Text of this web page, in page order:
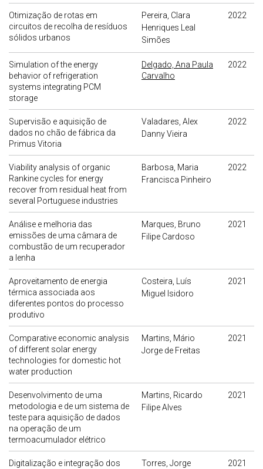
Otimização de rotas em
circuitos de recolha de resíduos
sólidos urbanos
Pereira, Clara
Henriques Leal
Simões
2022
Simulation of the energy
behavior of refrigeration
systems integrating PCM
storage
Delgado, Ana Paula
Carvalho
2022
Supervisão e aquisição de
dados no chão de fábrica da
Primus Vitoria
Valadares, Alex
Danny Vieira
2022
Viability analysis of organic
Rankine cycles for energy
recover from residual heat from
several Portuguese industries
Barbosa, Maria
Francisca Pinheiro
2022
Análise e melhoria das
emissões de uma câmara de
combustão de um recuperador
a lenha
Marques, Bruno
Filipe Cardoso
2021
Aproveitamento de energia
térmica associada aos
diferentes pontos do processo
produtivo
Costeira, Luís
Miguel Isidoro
2021
Comparative economic analysis
of different solar energy
technologies for domestic hot
water production
Martins, Mário
Jorge de Freitas
2021
Desenvolvimento de uma
metodologia e de um sistema de
teste para aquisição de dados
na operação de um
termoacumulador elétrico
Martins, Ricardo
Filipe Alves
2021
Digitalização e integração dos
Torres, Jorge
2021